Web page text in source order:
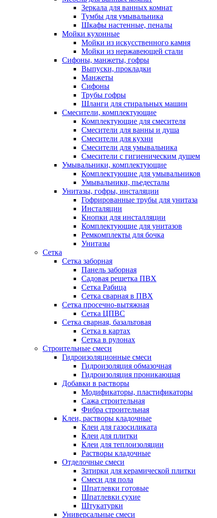
Зеркала для ванных комнат
Тумбы для умывальника
Шкафы настенные, пеналы
Мойки кухонные
Мойки из искусственного камня
Мойки из нержавеющей стали
Сифоны, манжеты, гофры
Выпуски, прокладки
Манжеты
Сифоны
Трубы гофры
Шланги для стиральных машин
Смесители, комплектующие
Комплектующие для смесителя
Смесители для ванны и душа
Смесители для кухни
Смесители для умывальника
Смесители с гигиеническим душем
Умывальники, комплектующие
Комплектующие для умывальников
Умывальники, пьедесталы
Унитазы, гофры, инсталяции
Гофрированные трубы для унитаза
Инсталяции
Кнопки для инсталляции
Комплектующие для унитазов
Ремкомплекты для бочка
Унитазы
Сетка
Сетка заборная
Панель заборная
Садовая решетка ПВХ
Сетка Рабица
Сетка сварная в ПВХ
Сетка просечно-вытяжная
Сетка ЦПВС
Сетка сварная, базальтовая
Сетка в картах
Сетка в рулонах
Строительные смеси
Гидроизоляционные смеси
Гидроизоляция обмазочная
Гидроизоляция проникающая
Добавки в растворы
Модификаторы, пластификаторы
Сажа строительная
Фибра строительная
Клеи, растворы кладочные
Клеи для газосиликата
Клеи для плитки
Клеи для теплоизоляции
Растворы кладочные
Отделочные смеси
Затирки для керамической плитки
Смеси для пола
Шпатлевки готовые
Шпатлевки сухие
Штукатурки
Универсальные смеси